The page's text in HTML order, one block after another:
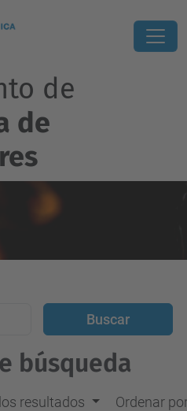
de
de
búsqueda
resultados Ordenar